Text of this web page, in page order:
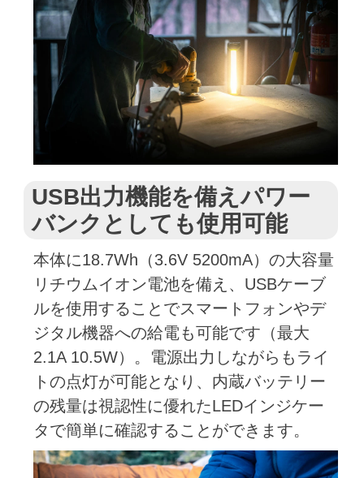
USB出力機能を備えパワー
バンクとしても使用可能
本体に18.7Wh（3.6V 5200mA）の大容量
リチウムイオン電池を備え、USBケーブ
ルを使用することでスマートフォンやデ
ジタル機器への給電も可能です（最大
2.1A 10.5W）。電源出力しながらもライ
トの点灯が可能となり、内蔵バッテリー
の残量は視認性に優れたLEDインジケー
タで簡単に確認することができます。